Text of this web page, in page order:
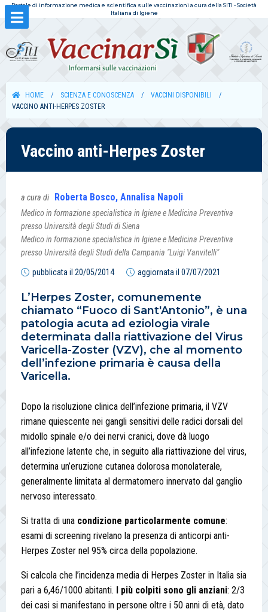
Portale di informazione medica e scientifica sulle vaccinazioni a cura della SITI - Società
Italiana di Igiene
HOME SCIENZA E CONOSCENZA
VACCINI DISPONIBILI
VACCINO ANTI-HERPES ZOSTER
Vaccino anti-Herpes Zoster
a cura di Roberta Bosco, Annalisa Napoli
Medico in formazione specialistica in Igiene e Medicina Preventiva
presso Università degli Studi di Siena
Medico in formazione specialistica in Igiene e Medicina Preventiva
presso Università degli Studi della Campania "Luigi Vanvitelli"
pubblicata il 20/05/2014 aggiornata il 07/07/2021
L’Herpes Zoster, comunemente
chiamato “Fuoco di Sant'Anto­nio”, è una
patologia acuta ad eziologia virale
determinata dalla riattivazione del Virus
Varicella-Zoster (VZV), che al momento
dell’infezione primaria è causa della
Varicella.
Dopo la risoluzione clinica dell’infezione primaria, il VZV
rimane quiescente nei gangli sensitivi delle radici dorsali del
midollo spinale e/o dei nervi cranici, dove dà luogo
all’infezione latente che, in seguito alla riattivazione del virus,
determina un’eruzione cutanea dolorosa monolaterale,
general­mente limitata al dermatomero innervato dal ganglio
nervoso interessato.
Si tratta di una condizione particolarmente comune:
esami di screening rivelano la presenza di anticorpi anti-
Herpes Zoster nel 95% circa della popolazione.
Si calcola che l’incidenza media di Herpes Zoster in Italia sia
pari a 6,46/1000 abitanti.
I più colpiti sono gli anziani: 2/3
dei casi si manifestano in persone oltre i 50 anni di età, dato